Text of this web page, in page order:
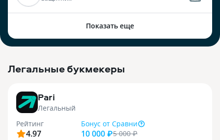
Показать еще
Легальные букмекеры
Pari
Легальный
Рейтинг
4.97
Бонус от Сравни
10 000 ₽5 000₽